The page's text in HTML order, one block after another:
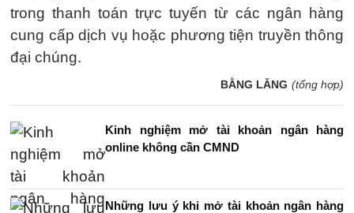
trong thanh toán trực tuyến từ các ngân hàng
cung cấp dịch vụ hoặc phương tiện truyền thông
đại chúng.
BẰNG LĂNG (tổng hợp)
Kinh nghiệm mở tài khoản ngân hàng
online không cần CMND
Những lưu ý khi mở tài khoản ngân hàng